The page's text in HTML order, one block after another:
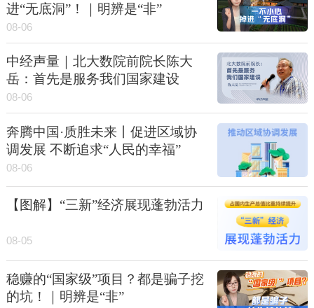
进“无底洞”！｜明辨是“非”
08-06
中经声量｜北大数院前院长陈大
岳：首先是服务我们国家建设
08-06
奔腾中国·质胜未来丨促进区域协
调发展 不断追求“人民的幸福”
08-06
【图解】“三新”经济展现蓬勃活力
08-05
稳赚的“国家级”项目？都是骗子挖
的坑！｜明辨是“非”